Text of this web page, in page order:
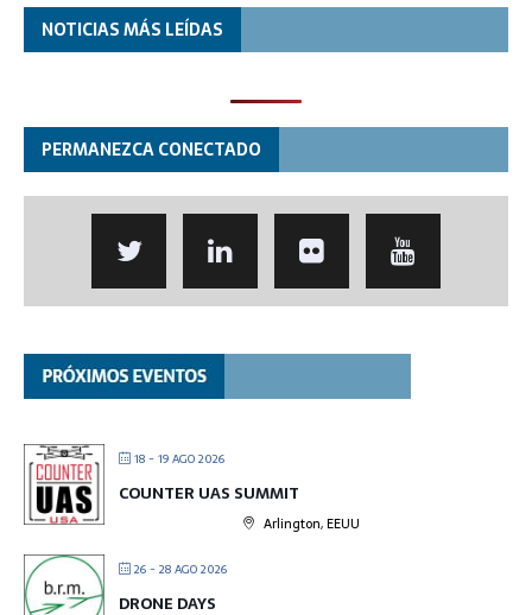
NOTICIAS MÁS LEÍDAS
PERMANEZCA CONECTADO
18 - 19 AGO 2026
COUNTER UAS SUMMIT
Arlington, EEUU
26 - 28 AGO 2026
DRONE DAYS